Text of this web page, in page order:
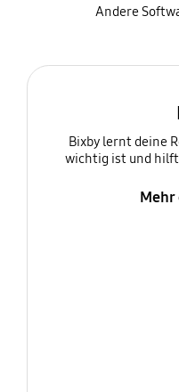
Andere
Bixby lernt deine
wichtig ist und hilft